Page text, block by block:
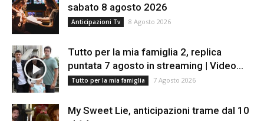
sabato 8 agosto 2026
Anticipazioni Tv 8 Agosto 2026
Tutto per la mia famiglia 2, replica
puntata 7 agosto in streaming | Video...
Tutto per la mia famiglia 7 Agosto 2026
My Sweet Lie, anticipazioni trame dal 10